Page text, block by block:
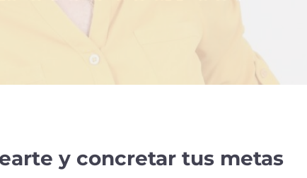
y concretar tus metas